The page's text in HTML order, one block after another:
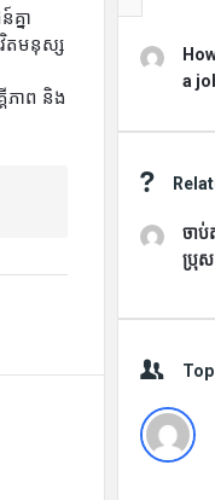
នា
តមនុស្ស
ភាព និង
a
ចាប់
ប្រុស